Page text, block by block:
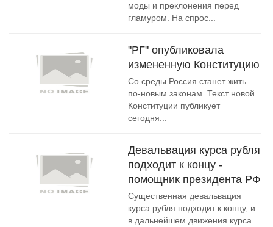
моды и преклонения перед
гламуром. На спрос...
"РГ" опубликовала
измененную Конституцию
Со среды Россия станет жить
по-новым законам. Текст новой
Конституции публикует
сегодня...
Девальвация курса рубля
подходит к концу -
помощник президента РФ
Существенная девальвация
курса рубля подходит к концу, и
в дальнейшем движения курса